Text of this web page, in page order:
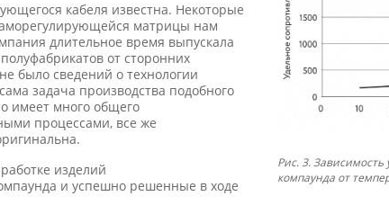
Рис. 3. Зависимость
компаунда от
кабеля известна. Некоторые
матрицы нам
длительное время выпускала
от сторонних
было сведений о технологии
задача производства подобного
имеет много общего
процессами, все же
изделий
и успешно решенные в ходе